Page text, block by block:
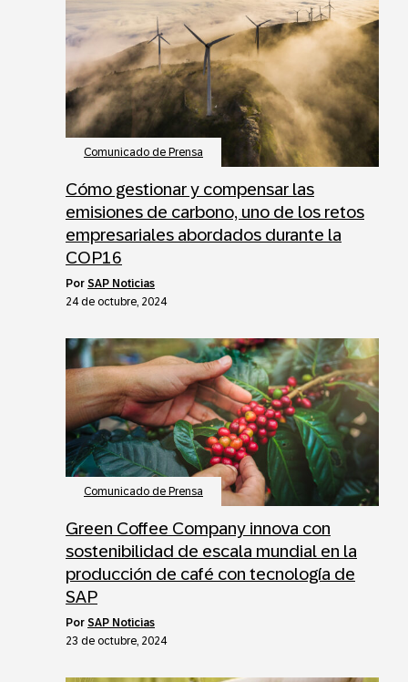
Comunicado de Prensa
Cómo gestionar y compensar las
emisiones de carbono, uno de los retos
empresariales abordados durante la
COP16
por SAP Noticias
24 de octubre, 2024
Comunicado de Prensa
Green Coffee Company innova con
sostenibilidad de escala mundial en la
producción de café con tecnología de
SAP
por SAP Noticias
23 de octubre, 2024